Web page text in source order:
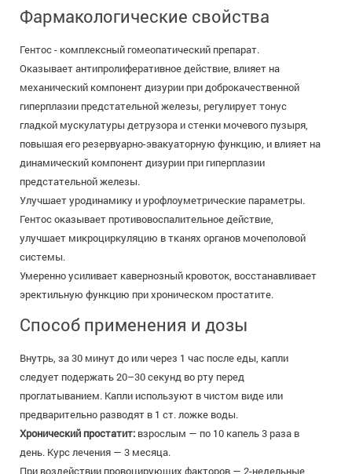
Фармакологические свойства
Гентос - комплексный гомеопатический препарат.
Оказывает антипролиферативное действие, влияет на
механический компонент дизурии при доброкачественной
гиперплазии предстательной железы, регулирует тонус
гладкой мускулатуры детрузора и стенки мочевого пузыря,
повышая его резервуарно-эвакуаторную функцию, и влияет на
динамический компонент дизурии при гиперплазии
предстательной железы.
Улучшает уродинамику и урофлоуметрические параметры.
Гентос оказывает противовоспалительное действие,
улучшает микроциркуляцию в тканях органов мочеполовой
системы.
Умеренно усиливает кавернозный кровоток, восстанавливает
эректильную функцию при хроническом простатите.
Способ применения и дозы
Внутрь, за 30 минут до или через 1 час после еды, капли
следует подержать 20–30 секунд во рту перед
проглатыванием. Капли используют в чистом виде или
предварительно разводят в 1 ст. ложке воды.
Хронический простатит: взрослым — по 10 капель 3 раза в
день. Курс лечения — 3 месяца.
При воздействии провоцирующих факторов — 2-недельные